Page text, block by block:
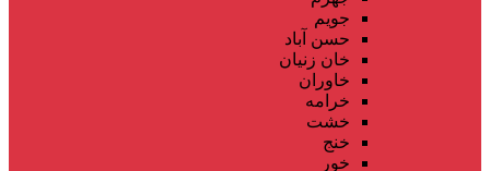
جویم
حسن آباد
خان زنیان
خاوران
خرامه
خشت
خنج
خور